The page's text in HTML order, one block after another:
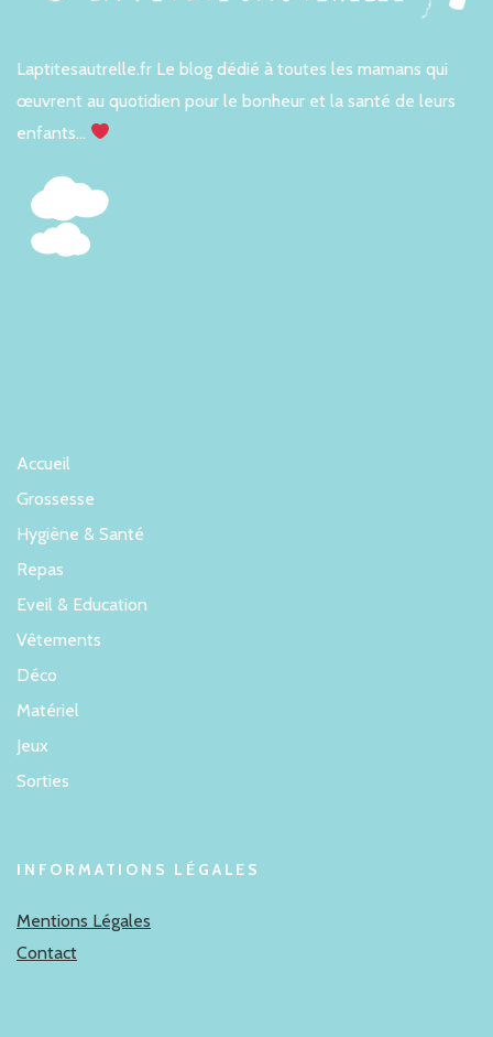
Laptitesautrelle.fr Le blog dédié à toutes les mamans qui
œuvrent au quotidien pour le bonheur et la santé de leurs
enfants…
Accueil
Grossesse
Hygiène & Santé
Repas
Eveil & Education
Vêtements
Déco
Matériel
Jeux
Sorties
INFORMATIONS LÉGALES
Mentions Légales
Contact